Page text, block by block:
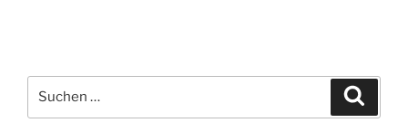
auf.
Optionen
auf.
Die
nach: